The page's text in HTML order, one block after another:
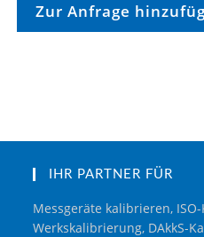
Zur Anfrage
IHR PARTNER FÜR
Messgeräte kalibrieren,
Werkskalibrierung, DAkkS-